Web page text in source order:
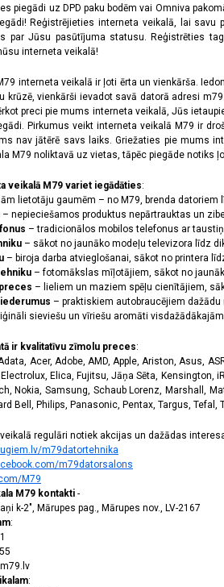
piegādi uz DPD paku bodēm vai Omniva
Reģistrējieties interneta veikalā, lai
par Jūsu pasūtījuma statusu. Reģistrēties
interneta veikalā!
interneta veikalā ir ļoti ērta un vienkārša.
krūzē, vienkārši ievadot savā datorā adresi
preci pie mums interneta veikalā, Jūs
Pirkumus veikt interneta veikalā M79 ir
nav jātērē savs laiks. Griežaties pie mums
M79 noliktavā uz vietas, tāpēc piegāde notiks
veikalā M79 variet iegādāties:
lietotāju gaumēm – no M79, brenda datoriem
– nepieciešamos produktus nepārtrauktas un
– tradicionālos mobilos telefonus ar
– sākot no jaunāko modeļu televizora līdz
– biroja darba atvieglošanai, sākot no printera
– fotomākslas mīļotājiem, sākot no
– lieliem un maziem spēļu cienītājiem,
– praktiskiem autobraucējiem
sieviešu un vīriešu aromāti
ir kvalitatīvu zīmolu preces:
Acer, Adobe, AMD, Apple, Ariston, Asus,
Elica, Fujitsu, Jāņa Sēta, Kensington,
Nokia, Samsung, Schaub Lorenz, Marshall,
Bell, Philips, Panasonic, Pentax, Targus,
regulāri notiek akcijas un dažādas
m79datortehnika
m79datorsalons
M79
M79 kontakti -
k-2", Mārupes pag., Mārupes nov., LV-2167
:
: